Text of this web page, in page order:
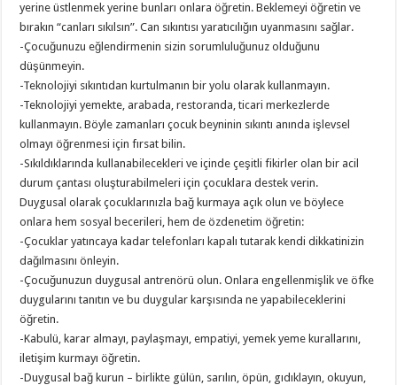
yerine üstlenmek yerine bunları onlara öğretin. Beklemeyi öğretin ve
bırakın “canları sıkılsın”. Can sıkıntısı yaratıcılığın uyanmasını sağlar.
-Çocuğunuzu eğlendirmenin sizin sorumluluğunuz olduğunu
düşünmeyin.
-Teknolojiyi sıkıntıdan kurtulmanın bir yolu olarak kullanmayın.
-Teknolojiyi yemekte, arabada, restoranda, ticari merkezlerde
kullanmayın. Böyle zamanları çocuk beyninin sıkıntı anında işlevsel
olmayı öğrenmesi için fırsat bilin.
-Sıkıldıklarında kullanabilecekleri ve içinde çeşitli fikirler olan bir acil
durum çantası oluşturabilmeleri için çocuklara destek verin.
Duygusal olarak çocuklarınızla bağ kurmaya açık olun ve böylece
onlara hem sosyal becerileri, hem de özdenetim öğretin:
-Çocuklar yatıncaya kadar telefonları kapalı tutarak kendi dikkatinizin
dağılmasını önleyin.
-Çocuğunuzun duygusal antrenörü olun. Onlara engellenmişlik ve öfke
duygularını tanıtın ve bu duygular karşısında ne yapabileceklerini
öğretin.
-Kabulü, karar almayı, paylaşmayı, empatiyi, yemek yeme kurallarını,
iletişim kurmayı öğretin.
-Duygusal bağ kurun – birlikte gülün, sarılın, öpün, gıdıklayın, okuyun,